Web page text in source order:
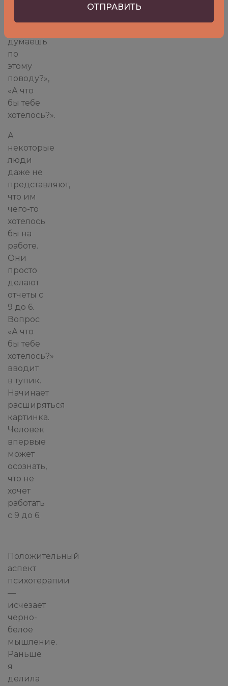
думаешь
по
этому
поводу?»,
«А что
бы тебе
хотелось?».
А
некоторые
люди
даже не
представляют,
что им
чего-то
хотелось
бы на
работе.
Они
просто
делают
отчеты с
9 до 6.
Вопрос
«А что
бы тебе
хотелось?»
вводит
в тупик.
Начинает
расширяться
картинка.
Человек
впервые
может
осознать,
что не
хочет
работать
с 9 до 6.
Положительный
аспект
психотерапии
—
исчезает
черно-
белое
мышление.
Раньше
я
делила